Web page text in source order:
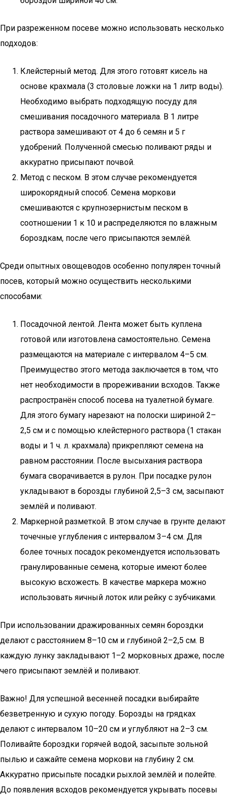
При разреженном посеве можно использовать несколько
подходов:
Клейстерный метод. Для этого готовят кисель на
основе крахмала (3 столовые ложки на 1 литр воды).
Необходимо выбрать подходящую посуду для
смешивания посадочного материала. В 1 литре
раствора замешивают от 4 до 6 семян и 5 г
удобрений. Полученной смесью поливают ряды и
аккуратно присыпают почвой.
Метод с песком. В этом случае рекомендуется
широкорядный способ. Семена моркови
смешиваются с крупнозернистым песком в
соотношении 1 к 10 и распределяются по влажным
бороздкам, после чего присыпаются землёй.
Среди опытных овощеводов особенно популярен точный
посев, который можно осуществить несколькими
способами:
Посадочной лентой. Лента может быть куплена
готовой или изготовлена самостоятельно. Семена
размещаются на материале с интервалом 4–5 см.
Преимущество этого метода заключается в том, что
нет необходимости в прореживании всходов. Также
распространён способ посева на туалетной бумаге.
Для этого бумагу нарезают на полоски шириной 2–
2,5 см и с помощью клейстерного раствора (1 стакан
воды и 1 ч. л. крахмала) прикрепляют семена на
равном расстоянии. После высыхания раствора
бумага сворачивается в рулон. При посадке рулон
укладывают в борозды глубиной 2,5–3 см, засыпают
землёй и поливают.
Маркерной разметкой. В этом случае в грунте делают
точечные углубления с интервалом 3–4 см. Для
более точных посадок рекомендуется использовать
гранулированные семена, которые имеют более
высокую всхожесть. В качестве маркера можно
использовать яичный лоток или рейку с зубчиками.
При использовании дражированных семян бороздки
делают с расстоянием 8–10 см и глубиной 2–2,5 см. В
каждую лунку закладывают 1–2 морковных драже, после
чего присыпают землёй и поливают.
Важно! Для успешной весенней посадки выбирайте
безветренную и сухую погоду. Борозды на грядках
делают с интервалом 10–20 см и углубляют на 2–3 см.
Поливайте бороздки горячей водой, засыпьте зольной
пылью и сажайте семена моркови на глубину 2 см.
Аккуратно присыпьте посадки рыхлой землёй и полейте.
До появления всходов рекомендуется укрывать посевы